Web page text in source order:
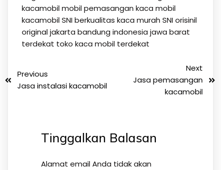
kacamobilmobilpemasangan kaca mobil
kacamobil SNI berkualitas kaca murah SNI orisinil
original jakarta bandung indonesia jawa barat
terdekat toko kaca mobil terdekat
Previous
Jasa instalasi kacamobil
Next
Jasa pemasangan
kacamobil
Tinggalkan Balasan
Alamat email Anda tidak akan